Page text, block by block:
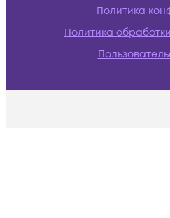
Политика
Политика